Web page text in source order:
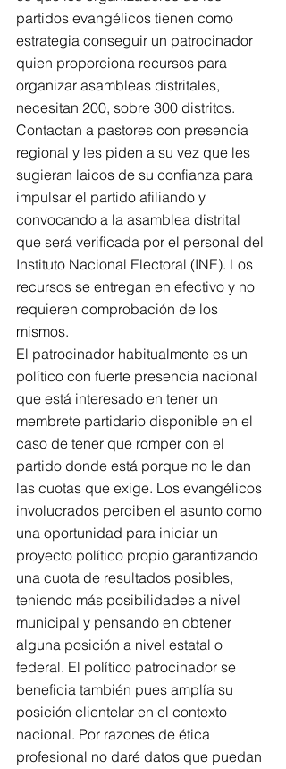
partidos evangélicos tienen como
estrategia conseguir un patrocinador
quien proporciona recursos para
organizar asambleas distritales,
necesitan 200, sobre 300 distritos.
Contactan a pastores con presencia
regional y les piden a su vez que les
sugieran laicos de su confianza para
impulsar el partido afiliando y
convocando a la asamblea distrital
que será verificada por el personal del
Instituto Nacional Electoral (INE). Los
recursos se entregan en efectivo y no
requieren comprobación de los
mismos.
El patrocinador habitualmente es un
político con fuerte presencia nacional
que está interesado en tener un
membrete partidario disponible en el
caso de tener que romper con el
partido donde está porque no le dan
las cuotas que exige. Los evangélicos
involucrados perciben el asunto como
una oportunidad para iniciar un
proyecto político propio garantizando
una cuota de resultados posibles,
teniendo más posibilidades a nivel
municipal y pensando en obtener
alguna posición a nivel estatal o
federal. El político patrocinador se
beneficia también pues amplía su
posición clientelar en el contexto
nacional. Por razones de ética
profesional no daré datos que puedan